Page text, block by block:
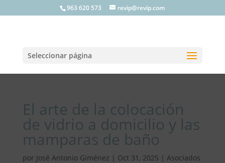
963 620 573 revip@revip.com
Seleccionar página
El arte de la colocación
de vidrio a domicilio y las
mamparas de baño
por José Antonio Giménez | Oct 31, 2025 | Asociados